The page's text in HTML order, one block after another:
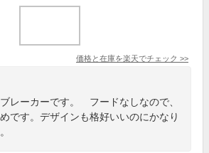
価格と在庫を楽天でチェック >>
レーカーです。 フードなしなので、
です。デザインも格好いいのにかなり